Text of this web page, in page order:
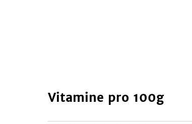
Vitamine pro 100g